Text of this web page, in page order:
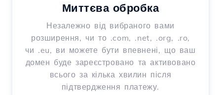
Миттєва обробка
Незалежно від вибраного вами
розширення, чи то .com, .net, .org, .ro,
чи .eu, ви можете бути впевнені, що ваш
домен буде зареєстровано та активовано
всього за кілька хвилин після
підтвердження платежу.